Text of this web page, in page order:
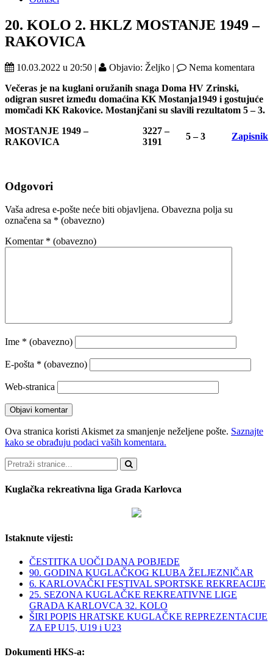
20. KOLO 2. HKLZ MOSTANJE 1949 –
RAKOVICA
10.03.2022 u 20:50 | Objavio: Željko |
Nema komentara
Večeras je na kuglani oružanih snaga Doma HV Zrinski,
odigran susret između domaćina KK Mostanja1949 i gostujuće
momčadi KK Rakovice. Mostanjčani su slavili rezultatom 5 – 3.
MOSTANJE 1949 –
RAKOVICA
3227 –
3191
5 – 3 Zapisnik
Odgovori
Vaša adresa e-pošte neće biti objavljena. Obavezna polja su
označena sa * (obavezno)
Komentar * (obavezno)
Ime * (obavezno)
E-pošta * (obavezno)
Web-stranica
Ova stranica koristi Akismet za smanjenje neželjene pošte. Saznajte
kako se obrađuju podaci vaših komentara.
Pretraži
Kuglačka rekreativna liga Grada Karlovca
Istaknute vijesti:
ČESTITKA UOČI DANA POBJEDE
90. GODINA KUGLAČKOG KLUBA ŽELJEZNIČAR
6. KARLOVAČKI FESTIVAL SPORTSKE REKREACIJE
25. SEZONA KUGLAČKE REKREATIVNE LIGE
GRADA KARLOVCA 32. KOLO
ŠIRI POPIS HRATSKE KUGLAČKE REPREZENTACIJE
ZA EP U15, U19 i U23
Dokumenti HKS-a: